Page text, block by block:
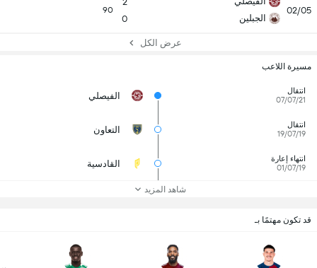
02/05
الجبلين
0
90
عرض الكل
مسيرة اللاعب
انتقال
07/07/21
الفيصلي
انتقال
19/07/19
التعاون
انتهاء إعارة
01/07/19
القادسية
شاهد المزيد
قد تكون مهتمًا بـ